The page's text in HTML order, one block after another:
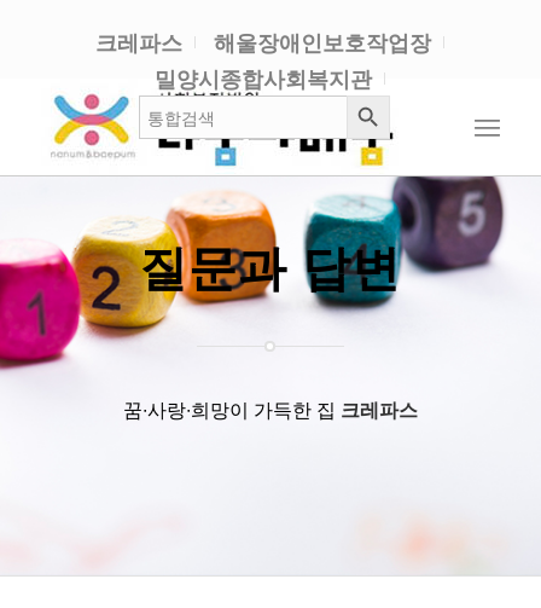
크레파스
해울장애인보호작업장
밀양시종합사회복지관
검 검색 버튼
질문과 답변
꿈∙사랑∙희망이 가득한 집 크레파스